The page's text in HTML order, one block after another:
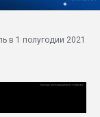
первый план в
в 1 полугодии 2021